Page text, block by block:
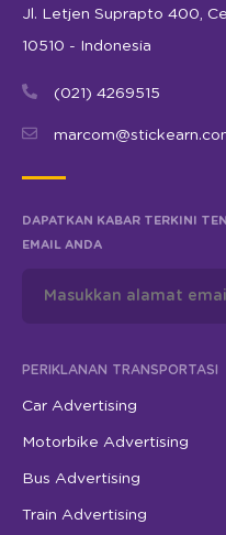
Jl. Letjen Suprapto 400,
10510 - Indonesia
(021) 4269515
DAPATKAN KABAR TERKINI
EMAIL ANDA
PERIKLANAN TRANSPORTASI
Car Advertising
Motorbike Advertising
Bus Advertising
Train Advertising